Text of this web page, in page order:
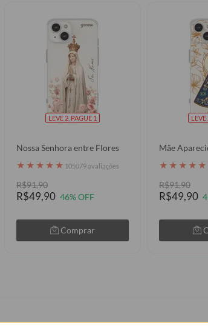
LEVE 2, PAGUE 1
Nossa Senhora entre Flores
★ ★ ★ ★ ★ 105079 avaliações
R$91,90
R$49,90 46% OFF
Comprar
LEVE
Mãe
★ ★ ★ ★ ★
R$91,90
R$49,90